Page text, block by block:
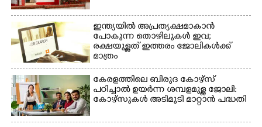
ഇന്ത്യയിൽ അപ്രത്യക്ഷമാകാൻ
പോകുന്ന തൊഴിലുകൾ ഇവ;
രക്ഷയുള്ളത് ഇത്തരം ജോലികൾക്ക്
മാത്രം
കേരളത്തിലെ ബിരുദ കോഴ്സ്
പഠിച്ചാൽ ഉയർന്ന ശമ്പളമുള്ള ജോലി:​
കോഴ്സുകൾ അടിമുടി മാറ്റാൻ പദ്ധതി
Copy Link